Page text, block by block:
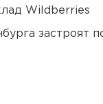
Wildberries
застроят